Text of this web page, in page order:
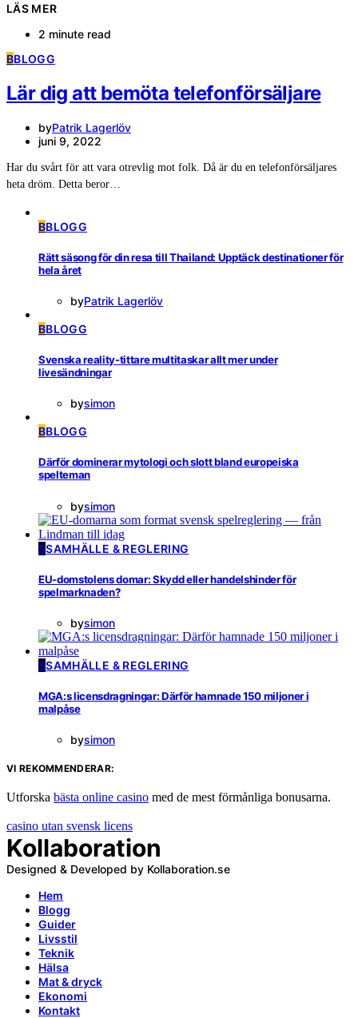
LÄS MER
2 minute read
BBLOGG
Lär dig att bemöta telefonförsäljare
byPatrik Lagerlöv
juni 9, 2022
Har du svårt för att vara otrevlig mot folk. Då är du en telefonförsäljares
heta dröm. Detta beror…
BBLOGG
Rätt säsong för din resa till Thailand: Upptäck destinationer för
hela året
byPatrik Lagerlöv
BBLOGG
Svenska reality-tittare multitaskar allt mer under
livesändningar
bysimon
BBLOGG
Därför dominerar mytologi och slott bland europeiska
spelteman
bysimon
SSAMHÄLLE & REGLERING
EU-domstolens domar: Skydd eller handelshinder för
spelmarknaden?
bysimon
SSAMHÄLLE & REGLERING
MGA:s licensdragningar: Därför hamnade 150 miljoner i
malpåse
bysimon
VI REKOMMENDERAR:
Utforska bästa online casino med de mest förmånliga bonusarna.
casino utan svensk licens
Kollaboration
Designed & Developed by Kollaboration.se
Hem
Blogg
Guider
Livsstil
Teknik
Hälsa
Mat & dryck
Ekonomi
Kontakt